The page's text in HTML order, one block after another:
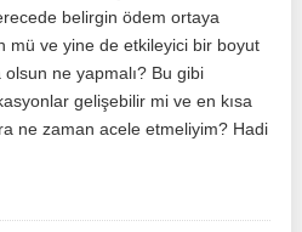
belirgin ödem ortaya
mü ve yine de etkileyici bir boyut
olsun ne yapmalı? Bu gibi
gelişebilir mi ve en kısa
ne zaman acele etmeliyim? Hadi